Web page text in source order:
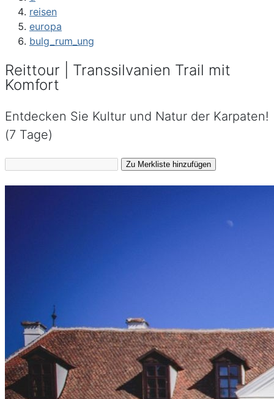
reisen
europa
bulg_rum_ung
Reittour | Transsilvanien Trail mit
Komfort
Entdecken Sie Kultur und Natur der Karpaten!
(7 Tage)